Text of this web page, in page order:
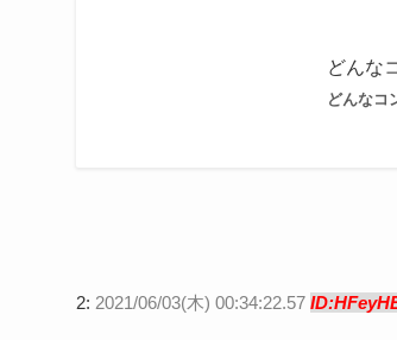
どんな
どんなコ
2: 2021/06/03(木) 00:34:22.57